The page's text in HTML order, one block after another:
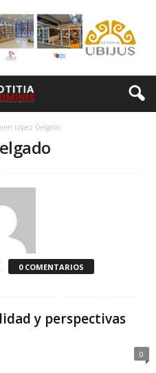
López Delgado
0 COMENTARIOS
y perspectivas
0